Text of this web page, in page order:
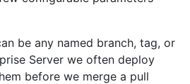
be any named branch, tag, or
Server we often deploy
before we merge a pull